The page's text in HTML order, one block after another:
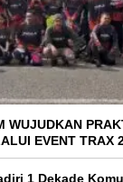
WUJUDKAN
EVENT TRAX
1 Dekade